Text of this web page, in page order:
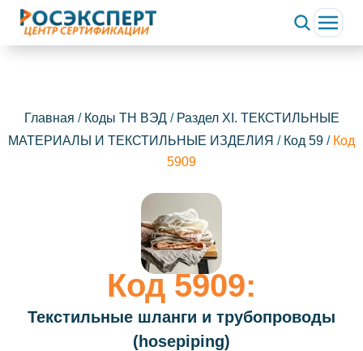
Главная / Коды ТН ВЭД/ Раздел XI. ТЕКСТИЛЬНЫЕ
МАТЕРИАЛЫ И ТЕКСТИЛЬНЫЕ ИЗДЕЛИЯ / Код 59 / Код
5909
Код 5909:
Текстильные шланги и трубопроводы
(hosepiping)
ChatApp
online
Свяжитесь с нами через WhatsApp нажав на кнопку
ниже